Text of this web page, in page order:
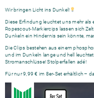
Wir bringen Licht ins Dunkel!
Diese Erfindung leuchtet uns mehr als
Ropescout-Markiercips lassen sich
Dunkeln ein Hindernis sein könnte,
Die Clips bestehen aus einem
und im Dunkeln lange und hell
Stromanschlüsse! Stolperfallen adé!
Für nur 9,99 € im 8er-Set erhältlich –